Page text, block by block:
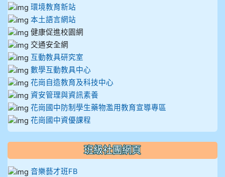
環境教育新站
本土語言網站
健康促進校園網
交通安全網
互動教具研究室
數學互動教具中心
花崗自造教育及科技中心
資安管理與資訊素養
花崗國中防制學生藥物濫用教育宣導專區
花崗國中資優課程
班級社團網頁
音樂藝才班FB